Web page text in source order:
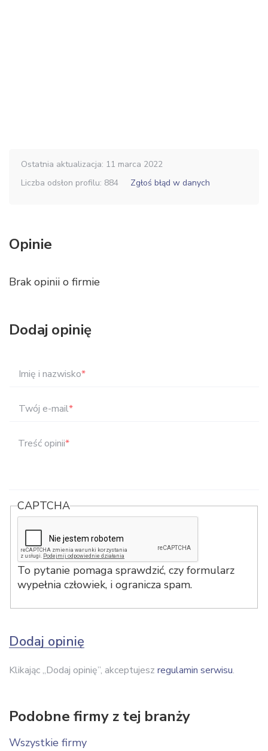
Ostatnia aktualizacja: 11 marca 2022
Liczba odsłon profilu: 884
Zgłoś błąd w danych
Opinie
Brak opinii o firmie
Dodaj opinię
Imię i nazwisko*
Twój e-mail*
Treść opinii*
CAPTCHA
To pytanie pomaga sprawdzić, czy formularz
wypełnia człowiek, i ogranicza spam.
Dodaj opinię
Klikając „Dodaj opinię”, akceptujesz regulamin serwisu.
Podobne firmy z tej branży
Wszystkie firmy